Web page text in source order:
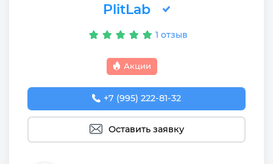
PlitLab
1 отзыв
Акции
+7 (995) 222-81-32
Оставить заявку